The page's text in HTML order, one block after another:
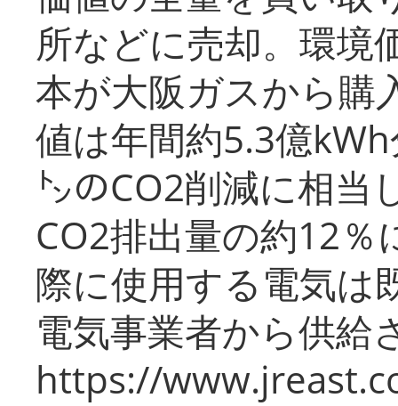
所などに売却。環境
本が大阪ガスから購
値は年間約5.3億
㌧のCO2削減に相当
CO2排出量の約12％
際に使用する電気は
電気事業者から供給
https://